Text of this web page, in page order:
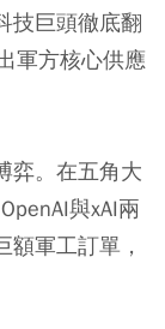
技巨頭徹底翻
軍方核心供應
弈。在五角大
與xAI兩
軍工訂單，